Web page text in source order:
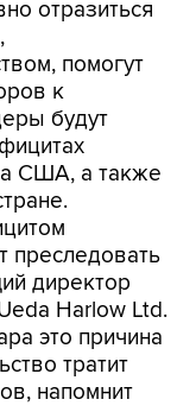
помогут
к
будут
США, а также
директор
Harlow Ltd.
это причина
тратит
напомнит
состояние